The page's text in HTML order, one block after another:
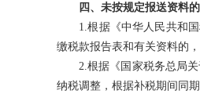
四、未按规定报送资料
1.根据《中华人民共和国
缴税款报告表和有关资料的
2.根据《国家税务总局关
纳税调整，根据补税期间同